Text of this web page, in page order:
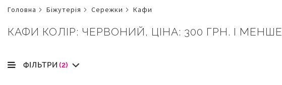
головна біжутерія сережки кафи
КАФИ КОЛІР: ЧЕРВОНИЙ, ЦІНА: 300 ГРН. І МЕНШЕ
ФІЛЬТРИ (2)